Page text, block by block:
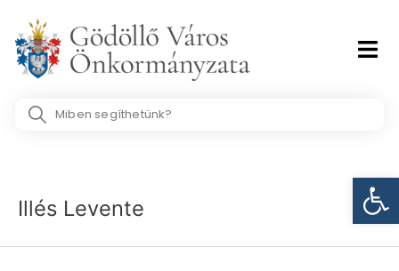
content
Search
Illés Levente